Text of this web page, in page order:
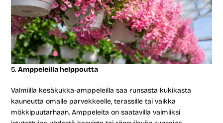
Amppeleilla helppoutta
Valmiilla kesäkukka-amppeleilla saa runsasta kukikasta
kauneutta omalle parvekkeelle, terassille tai vaikka
mökkipuutarhaan. Amppeleita on saatavilla valmiiksi